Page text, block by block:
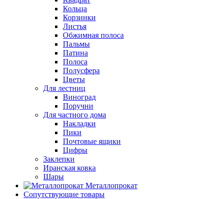
Кольца
Корзинки
Листья
Обжимная полоса
Пальмы
Патина
Полоса
Полусфера
Цветы
Для лестниц
Виноград
Поручни
Для частного дома
Накладки
Пики
Почтовые ящики
Цифры
Заклепки
Иранская ковка
Шары
Металлопрокат
Сопутствующие товары